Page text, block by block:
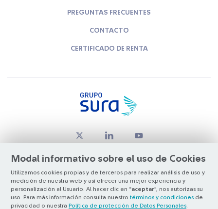
Modal informativo sobre el uso de Cookies
Utilizamos cookies propias y de terceros para realizar análisis de uso y
medición de nuestra web y así ofrecer una mejor experiencia y
personalización al Usuario. Al hacer clic en “aceptar”, nos autorizas su
uso. Para más información consulta nuestro términos y condiciones de
privacidad o nuestra Política de protección de Datos Personales
PREGUNTAS FRECUENTES
CONTACTO
CERTIFICADO DE RENTA
© Copyright Grupo SURA 2026